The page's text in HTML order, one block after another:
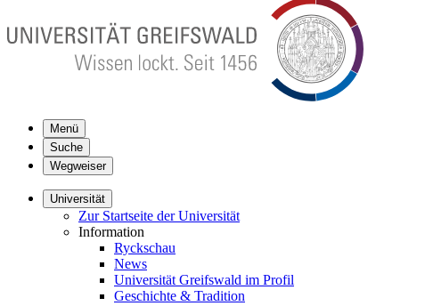
Menü
Suche
Wegweiser
Universität
Zur Startseite der Universität
Information
Ryckschau
News
Universität Greifswald im Profil
Geschichte & Tradition